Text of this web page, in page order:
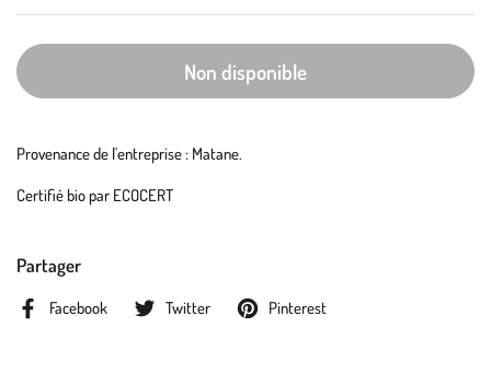
Non disponible
Provenance de l'entreprise : Matane.
Certifié bio par ECOCERT
Partager
Facebook Twitter Pinterest